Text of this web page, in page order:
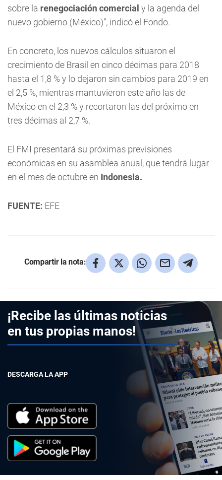
sobre la renegociación comercial y la agenda del
nuevo gobierno (México)", indicó el Fondo.
En concreto, los nuevos cálculos situaron el
crecimiento de Brasil en cinco décimas para 2018
hasta el 1,8 % y lo dejaron sin cambios para 2019 en
el 2,5 %, mientras mantuvieron este año las de
México en el 2,3 % y recortaron las del próximo en
tres décimas al 2,7 %.
El FMI presentará su próximas previsiones
económicas en su asamblea anual, que tendrá lugar
en el mes de octubre en Indonesia.
FUENTE: EFE
Compartir la nota:
¡Recibe las últimas noticias
en tus propias manos!
DESCARGA LA APP